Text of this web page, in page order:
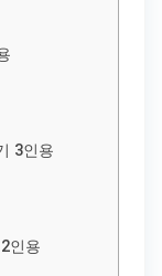
3인용
인용